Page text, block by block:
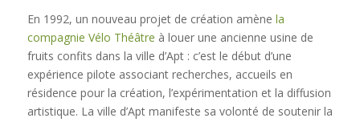
En 1992, un nouveau projet de création amène la
compagnie Vélo Théâtre à louer une ancienne usine de
fruits confits dans la ville d’Apt : c’est le début d’une
expérience pilote associant recherches, accueils en
résidence pour la création, l’expérimentation et la diffusion
artistique. La ville d’Apt manifeste sa volonté de soutenir la